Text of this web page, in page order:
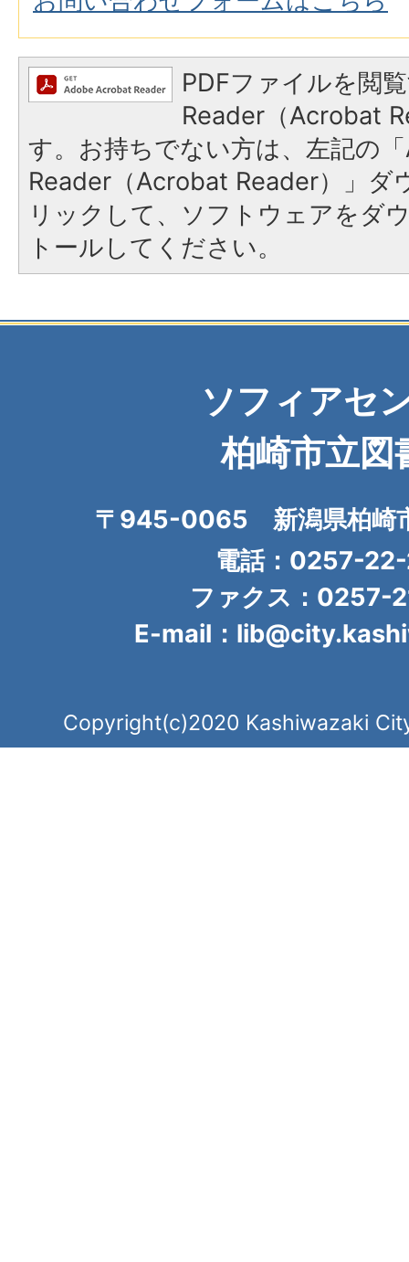
PDFファイルを閲
Reader（Acrobat
す。お持ちでない方は、左記の
Reader（Acrobat Reader）」ダ
リックして、ソフトウェアをダ
トールしてください。
ソフィアセ
柏崎市立図
〒945-0065 新潟県柏崎
電話：0257-
ファクス：0257-
E-mail：
Copyright(c)2020 Kashiwazaki